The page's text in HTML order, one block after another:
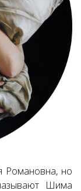
но
Шима